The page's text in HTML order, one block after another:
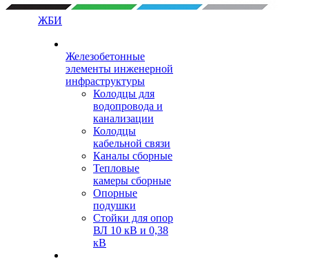
ЖБИ
Железобетонные
элементы инженерной
инфраструктуры
Колодцы для
водопровода и
канализации
Колодцы
кабельной связи
Каналы сборные
Тепловые
камеры сборные
Опорные
подушки
Стойки для опор
ВЛ 10 кВ и 0,38
кВ